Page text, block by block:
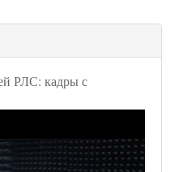
РЛС: кадры с